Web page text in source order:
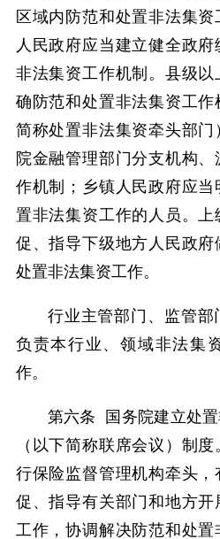
区域内防范和处置非法集
人民政府应当建立健全政
非法集资工作机制。县级以
确防范和处置非法集资工
简称处置非法集资牵头部
院金融管理部门分支机构
作机制；乡镇人民政府应
置非法集资工作的人员。
促、指导下级地方人民政
处置非法集资工作。
行业主管部门、监管部
负责本行业、领域非法集
作。
第六条 国务院建立处
（以下简称联席会议）制
行保险监督管理机构牵头
促、指导有关部门和地方
工作，协调解决防范和处